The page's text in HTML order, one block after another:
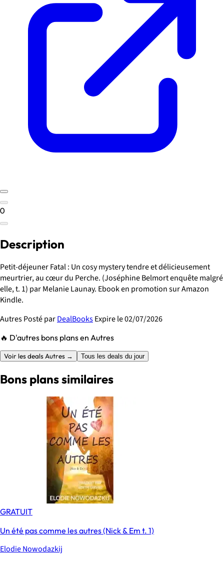
0
Description
Petit-déjeuner Fatal : Un cosy mystery tendre et délicieusement
meurtrier, au cœur du Perche. (Joséphine Belmort enquête malgré
elle, t. 1) par Melanie Launay. Ebook en promotion sur Amazon
Kindle.
AutresPosté parDealBooksExpire le 02/07/2026
🔥 D'autres bons plans en Autres
Voir les deals Autres → Tous les deals du jour
Bons plans similaires
GRATUIT
Un été pas comme les autres (Nick & Em t. 1)
Elodie Nowodazkij